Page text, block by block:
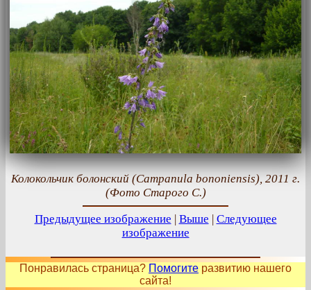
Колокольчик болонский (Campanula bononiensis), 2011 г.
(Фото Старого С.)
Предыдущее изображение | Выше | Следующее
изображение
Понравилась страница? Помогите развитию нашего
сайта!